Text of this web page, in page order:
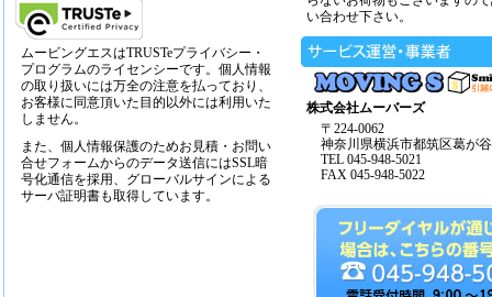
ムービングエスはTRUSTeプライバシー・
プログラムのライセンシーです。個人情報
の取り扱いには万全の注意を払っており、
お客様に同意頂いた目的以外には利用いた
しません。
また、個人情報保護のためお見積・お問い
合せフォームからのデータ送信にはSSL暗
号化通信を採用、グローバルサインによる
サーバ証明書も取得しています。
い合わせ下さい。
株式会社ムーバーズ
〒224-0062
神奈川県横浜市都筑区葛が
TEL 045-948-5021
FAX 045-948-5022